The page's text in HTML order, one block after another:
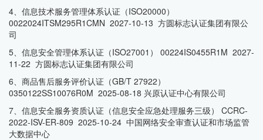
4、信息技术服务管理体系认证（ISO20000）
0022024ITSM295R1CMN 2027-10-13 方圆标志认证集团有限公
司
5、信息安全管理体系认证（ISO27001） 00224IS0455R1M 2027-
11-22 方圆标志认证集团有限公司
6、商品售后服务评价认证（GB/T 27922）
0350122SS10076R0M 2025-08-18 兴原认证中心有限公司
7、信息安全服务资质认证（信息安全应急处理服务三级） CCRC-
2022-ISV-ER-809 2025-10-24 中国网络安全审查认证和市场监管
大数据中心